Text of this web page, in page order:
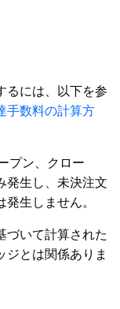
るには、以下を参
手数料の計算方
プン、クロー
発生し、未決注文
生しません。
づいて計算された
ジとは関係ありま